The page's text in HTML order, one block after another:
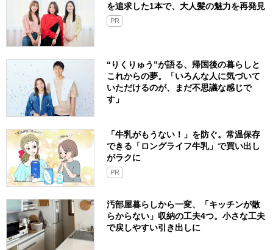
を追求した1本で、大人髪の魅力を再発見
PR
“りくりゅう”が語る、帰国後の暮らしと
これからの夢。「いろんな人に気づいて
いただけるのが、まだ不思議な感じで
す」
「牛乳がもうない！」を防ぐ。常温保存
できる「ロングライフ牛乳」で買い出し
がラクに
PR
汚部屋暮らしから一変、「キッチンが散
らからない」収納の工夫4つ。小さな工夫
で戻しやすい引き出しに